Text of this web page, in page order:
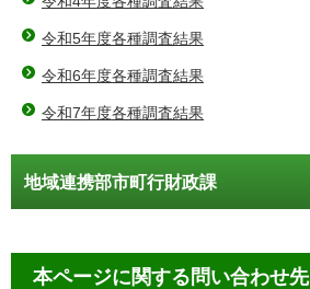
令和5年度各種調査結果
令和6年度各種調査結果
令和7年度各種調査結果
地域連携部市町行財政課
本ページに関する問い合わせ先